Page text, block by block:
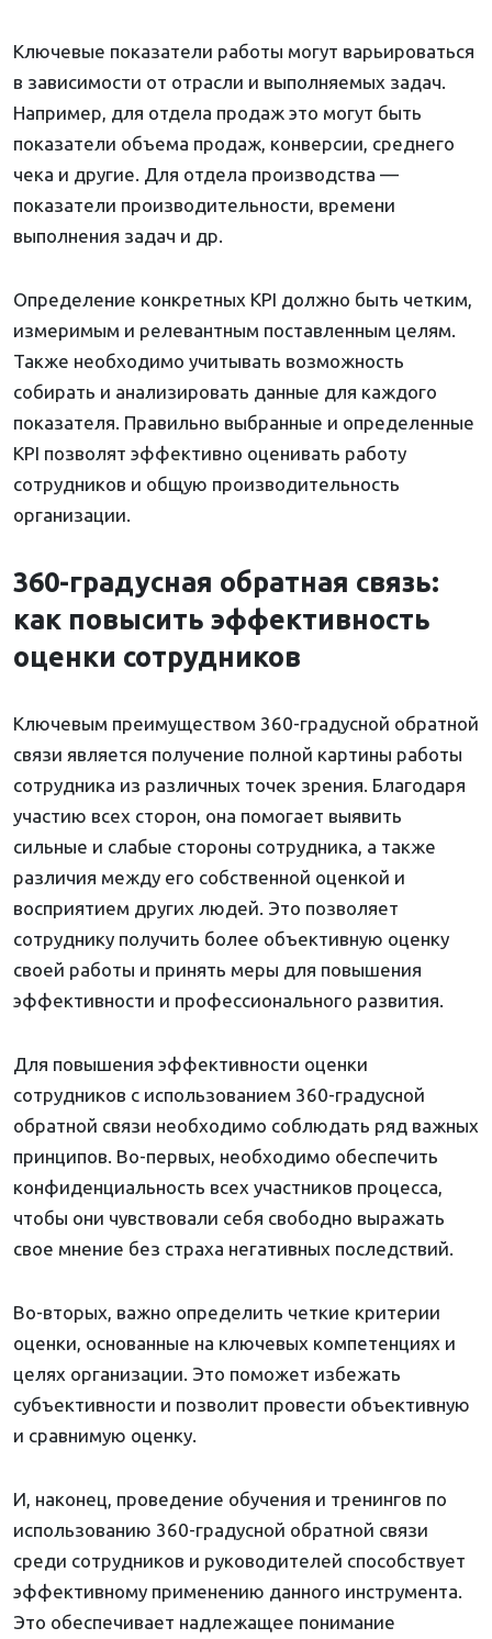
Ключевые показатели работы могут варьироваться
в зависимости от отрасли и выполняемых задач.
Например, для отдела продаж это могут быть
показатели объема продаж, конверсии, среднего
чека и другие. Для отдела производства —
показатели производительности, времени
выполнения задач и др.
Определение конкретных KPI должно быть четким,
измеримым и релевантным поставленным целям.
Также необходимо учитывать возможность
собирать и анализировать данные для каждого
показателя. Правильно выбранные и определенные
KPI позволят эффективно оценивать работу
сотрудников и общую производительность
организации.
360-градусная обратная связь:
как повысить эффективность
оценки сотрудников
Ключевым преимуществом 360-градусной обратной
связи является получение полной картины работы
сотрудника из различных точек зрения. Благодаря
участию всех сторон, она помогает выявить
сильные и слабые стороны сотрудника, а также
различия между его собственной оценкой и
восприятием других людей. Это позволяет
сотруднику получить более объективную оценку
своей работы и принять меры для повышения
эффективности и профессионального развития.
Для повышения эффективности оценки
сотрудников с использованием 360-градусной
обратной связи необходимо соблюдать ряд важных
принципов. Во-первых, необходимо обеспечить
конфиденциальность всех участников процесса,
чтобы они чувствовали себя свободно выражать
свое мнение без страха негативных последствий.
Во-вторых, важно определить четкие критерии
оценки, основанные на ключевых компетенциях и
целях организации. Это поможет избежать
субъективности и позволит провести объективную
и сравнимую оценку.
И, наконец, проведение обучения и тренингов по
использованию 360-градусной обратной связи
среди сотрудников и руководителей способствует
эффективному применению данного инструмента.
Это обеспечивает надлежащее понимание